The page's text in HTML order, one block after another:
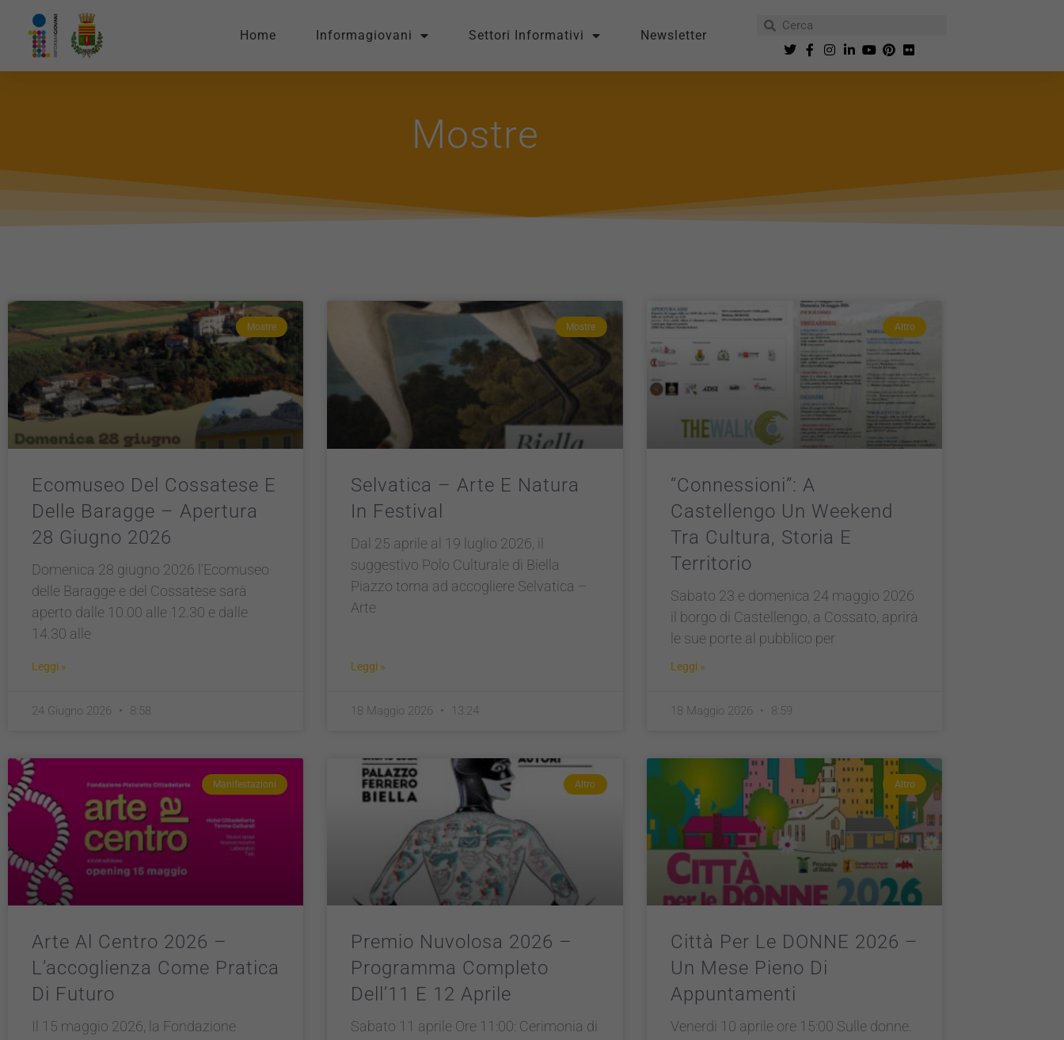
Home Informagiovani Settori Informativi Newsletter
Mostre
Mostre
Ecomuseo Del Cossatese E
Delle Baragge – Apertura
28 Giugno 2026
Domenica 28 giugno 2026 l’Ecomuseo
delle Baragge e del Cossatese sarà
aperto dalle 10.00 alle 12.30 e dalle
14.30 alle
Leggi »
24 Giugno 2026 8:58
Mostre
Selvatica – Arte E Natura
In Festival
Dal 25 aprile al 19 luglio 2026, il
suggestivo Polo Culturale di Biella
Piazzo torna ad accogliere Selvatica –
Arte
Leggi »
18 Maggio 2026 13:24
Altro
“Connessioni”: A
Castellengo Un Weekend
Tra Cultura, Storia E
Territorio
Sabato 23 e domenica 24 maggio 2026
il borgo di Castellengo, a Cossato, aprirà
le sue porte al pubblico per
Leggi »
18 Maggio 2026 8:59
Manifestazioni
Arte Al Centro 2026 –
L’accoglienza Come Pratica
Di Futuro
Il 15 maggio 2026, la Fondazione
Altro
Premio Nuvolosa 2026 –
Programma Completo
Dell’11 E 12 Aprile
Sabato 11 aprile Ore 11:00: Cerimonia di
Altro
Città Per Le DONNE 2026 –
Un Mese Pieno Di
Appuntamenti
Venerdi 10 aprile ore 15:00 Sulle donne.